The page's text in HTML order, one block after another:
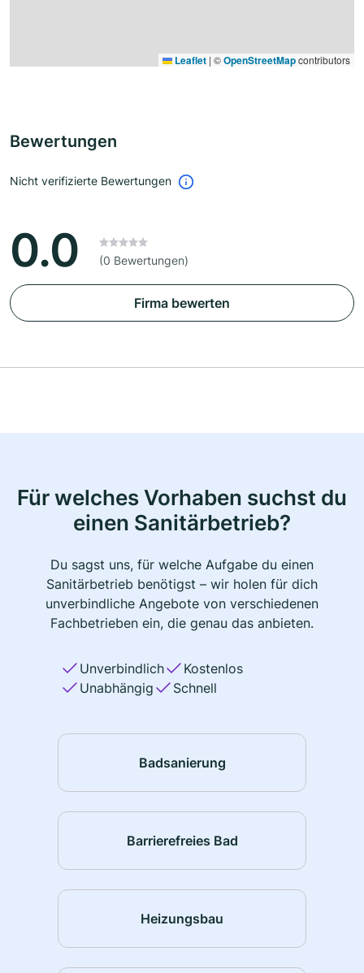
Leaflet | ©OpenStreetMapcontributors
Bewertungen
Nicht verifizierte Bewertungen
0.0 (0 Bewertungen)
Firma bewerten
Für welches Vorhaben suchst du
einen Sanitärbetrieb?
Du sagst uns, für welche Aufgabe du einen
Sanitärbetrieb benötigst – wir holen für dich
unverbindliche Angebote von verschiedenen
Fachbetrieben ein, die genau das anbieten.
Unverbindlich
Kostenlos
Unabhängig
Schnell
Badsanierung
Barrierefreies Bad
Heizungsbau